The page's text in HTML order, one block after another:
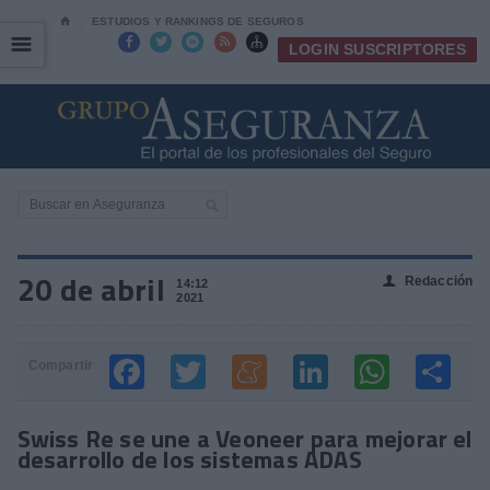
⌂ ESTUDIOS Y RANKINGS DE SEGUROS
     LOGIN SUSCRIPTORES
☰
☰
20 de abril
14:12
2021
👤 Redacción
Swiss Re se une a Veoneer para mejorar el
desarrollo de los sistemas ADAS